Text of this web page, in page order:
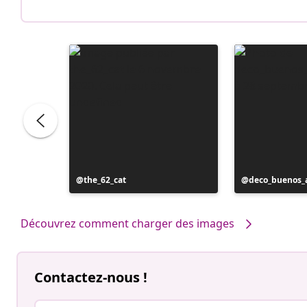
Publication
publiée
the_62_cat
Publication
publiée
Découvrez comment charger des images
Contactez-nous !